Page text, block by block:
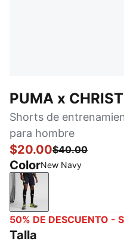
PUMA x
Shorts de
para hombre
$20.00$40.00
ColorNew Navy
New Navy
50% DE DESCUENTO -
Talla